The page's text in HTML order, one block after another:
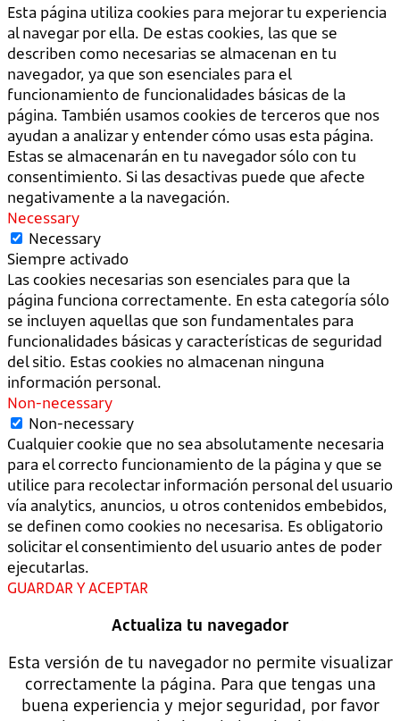
Esta página utiliza cookies para mejorar tu experiencia
al navegar por ella. De estas cookies, las que se
describen como necesarias se almacenan en tu
navegador, ya que son esenciales para el
funcionamiento de funcionalidades básicas de la
página. También usamos cookies de terceros que nos
ayudan a analizar y entender cómo usas esta página.
Estas se almacenarán en tu navegador sólo con tu
consentimiento. Si las desactivas puede que afecte
negativamente a la navegación.
Necessary
Necessary
Siempre activado
Las cookies necesarias son esenciales para que la
página funciona correctamente. En esta categoría sólo
se incluyen aquellas que son fundamentales para
funcionalidades básicas y características de seguridad
del sitio. Estas cookies no almacenan ninguna
información personal.
Non-necessary
Non-necessary
Cualquier cookie que no sea absolutamente necesaria
para el correcto funcionamiento de la página y que se
utilice para recolectar información personal del usuario
vía analytics, anuncios, u otros contenidos embebidos,
se definen como cookies no necesarisa. Es obligatorio
solicitar el consentimiento del usuario antes de poder
ejecutarlas.
GUARDAR Y ACEPTAR
Actualiza tu navegador
Esta versión de tu navegador no permite visualizar
correctamente la página. Para que tengas una
buena experiencia y mejor seguridad, por favor